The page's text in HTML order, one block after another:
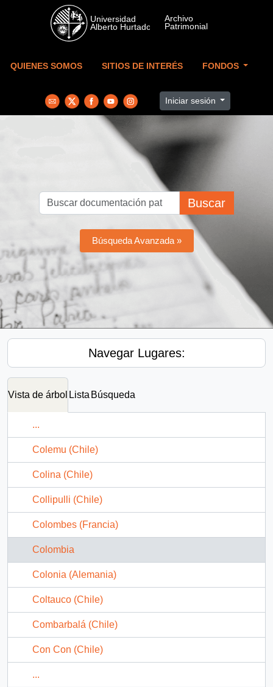
Skip to main content
QUIENES SOMOS SITIOS DE INTERÉS FONDOS
Iniciar sesión
Buscar
Búsqueda Avanzada »
Navegar Lugares:
Vista de árbol Lista Búsqueda
...
Colemu (Chile)
Colina (Chile)
Collipulli (Chile)
Colombes (Francia)
Colombia
Colonia (Alemania)
Coltauco (Chile)
Combarbalá (Chile)
Con Con (Chile)
...